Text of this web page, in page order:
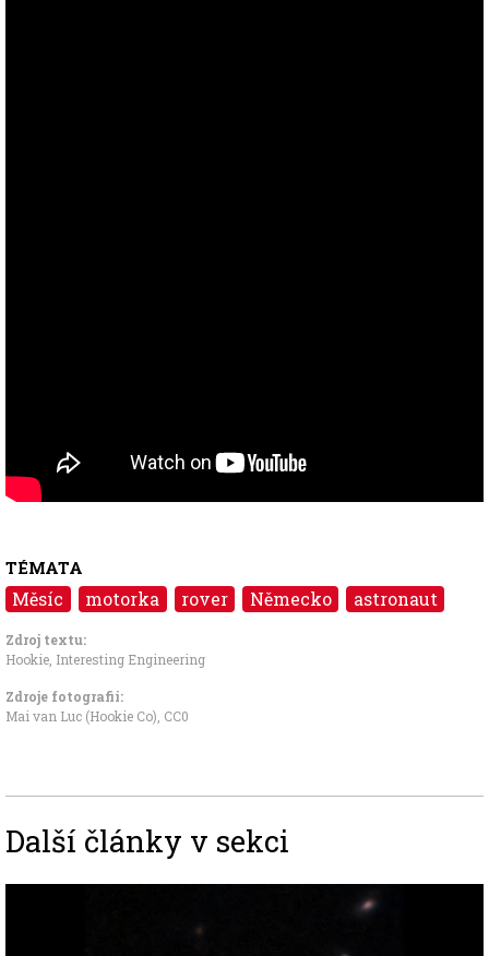
TÉMATA
Měsíc motorka rover Německo astronaut
Zdroj textu:
Hookie Interesting Engineering
Zdroje fotografii:
Mai van Luc (Hookie Co) CC0
Další články v sekci